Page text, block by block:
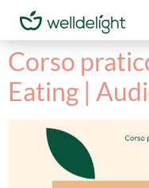
Corso
Eating |